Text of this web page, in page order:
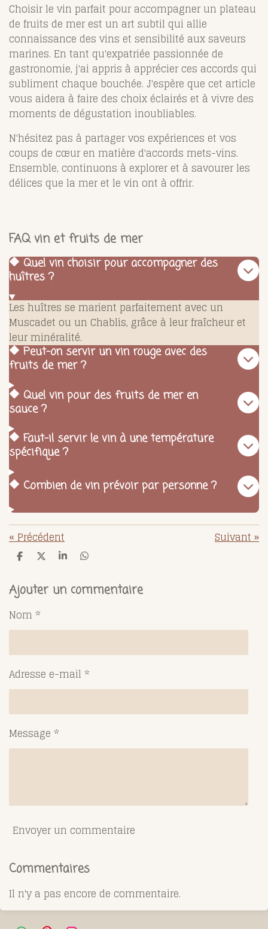
Choisir le vin parfait pour accompagner un plateau
de fruits de mer est un art subtil qui allie
connaissance des vins et sensibilité aux saveurs
marines. En tant qu'expatriée passionnée de
gastronomie, j'ai appris à apprécier ces accords qui
subliment chaque bouchée. J'espère que cet article
vous aidera à faire des choix éclairés et à vivre des
moments de dégustation inoubliables.
N'hésitez pas à partager vos expériences et vos
coups de cœur en matière d'accords mets-vins.
Ensemble, continuons à explorer et à savourer les
délices que la mer et le vin ont à offrir.
FAQ vin et fruits de mer
🔶 Quel vin choisir pour accompagner des
huîtres ?
Les huîtres se marient parfaitement avec un
Muscadet ou un Chablis, grâce à leur fraîcheur et
leur minéralité.
🔶 Peut-on servir un vin rouge avec des
fruits de mer ?
🔶 Quel vin pour des fruits de mer en
sauce ?
🔶 Faut-il servir le vin à une température
spécifique ?
🔶 Combien de vin prévoir par personne ?
«Précédent Suivant»
P
t
a
e
r
P
t
a
r
P
t
a
r
P
t
a
r
Ajouter un commentaire
Nom *
Adresse e-mail *
Message *
Envoyer un commentaire
Commentaires
Il n'y a pas encore de commentaire.